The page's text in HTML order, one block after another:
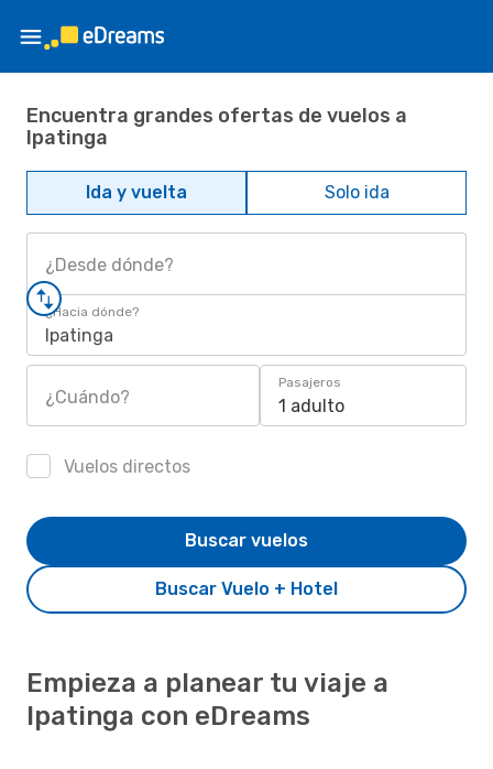
Encuentra grandes ofertas de vuelos a
Ipatinga
Ida y vuelta Solo ida
¿Desde dónde?
¿Hacia dónde?
Ipatinga
¿Cuándo?
Pasajeros
1 adulto
Vuelos directos
Buscar Vuelo + Hotel
Buscar vuelos
Empieza a planear tu viaje a
Ipatinga con eDreams